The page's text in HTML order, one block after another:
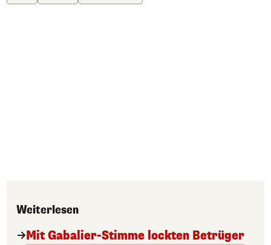
Weiterlesen
Mit Gabalier-Stimme lockten Betrüger